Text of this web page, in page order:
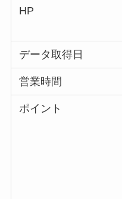
HP
データ取得日
営業時間
ポイント